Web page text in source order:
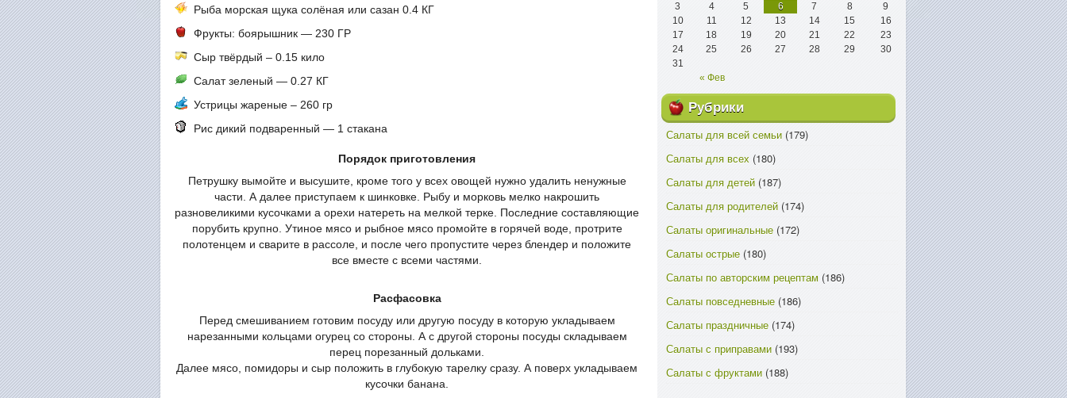
Рыба морская щука солёная или сазан 0.4 КГ
Фрукты: боярышник — 230 ГР
Сыр твёрдый – 0.15 кило
Салат зеленый — 0.27 КГ
Устрицы жареные – 260 гр
Рис дикий подваренный — 1 стакана
Порядок приготовления
Петрушку вымойте и высушите, кроме того у всех овощей нужно удалить ненужные
части. А далее приступаем к шинковке. Рыбу и морковь мелко накрошить
разновеликими кусочками а орехи натереть на мелкой терке. Последние составляющие
порубить крупно. Утиное мясо и рыбное мясо промойте в горячей воде, протрите
полотенцем и сварите в рассоле, и после чего пропустите через блендер и положите
все вместе с всеми частями.
Расфасовка
Перед смешиванием готовим посуду или другую посуду в которую укладываем
нарезанными кольцами огурец со стороны. А с другой стороны посуды складываем
перец порезанный дольками.
Далее мясо, помидоры и сыр положить в глубокую тарелку сразу. А поверх укладываем
кусочки банана.
« Фев
3
4 5 6 7 8
9
10
11 12 13 14 15
16
17
18 19 20 21 22
23
24
25 26 27 28 29
30
31
Рубрики
Салаты для всей семьи (179)
Салаты для всех (180)
Салаты для детей (187)
Салаты для родителей (174)
Салаты оригинальные (172)
Салаты острые (180)
Салаты по авторским рецептам (186)
Салаты повседневные (186)
Салаты праздничные (174)
Салаты с приправами (193)
Салаты с фруктами (188)